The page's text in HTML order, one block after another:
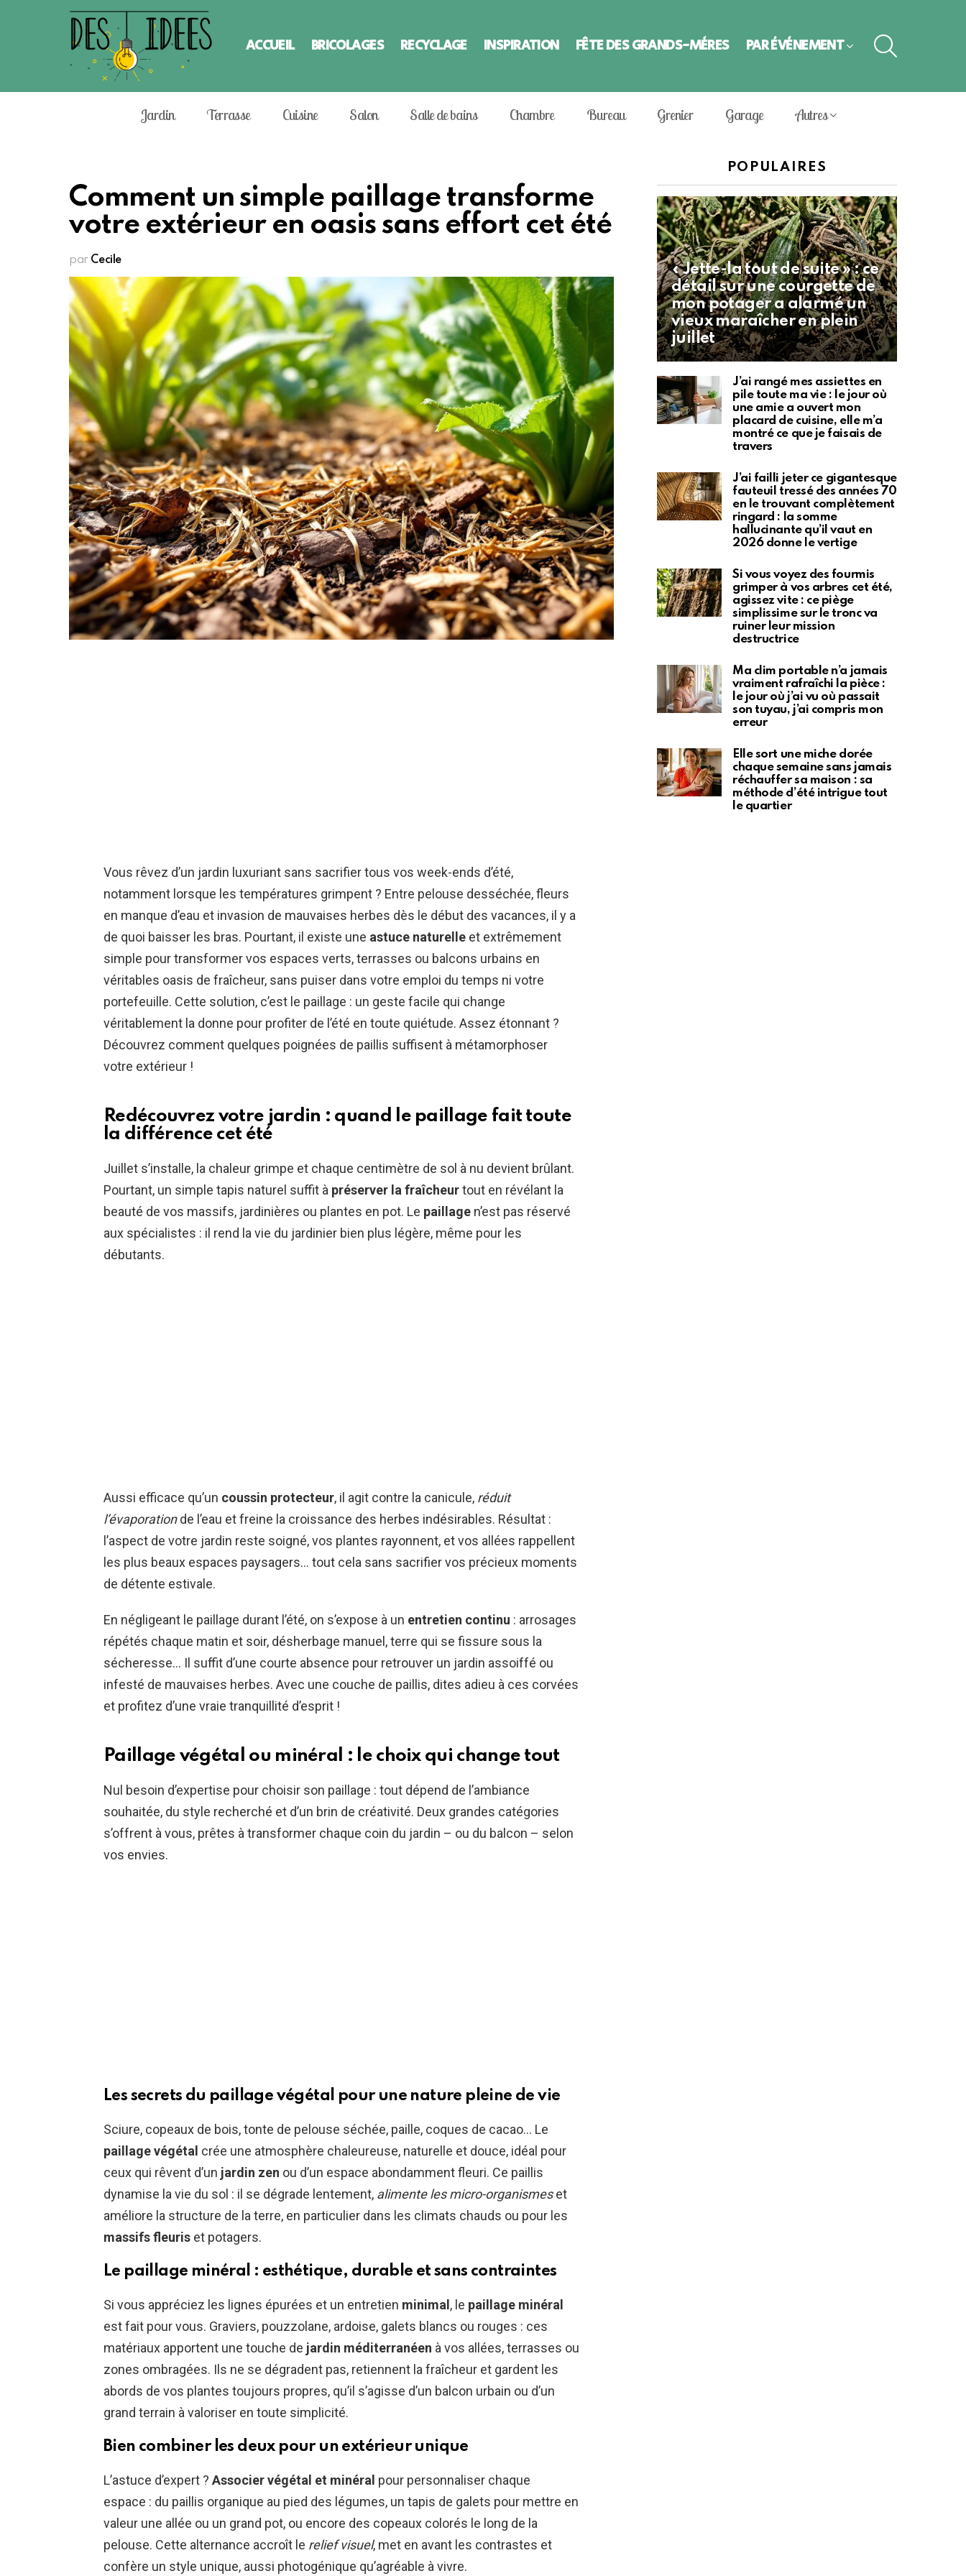
ACCUEIL BRICOLAGES RECYCLAGE INSPIRATION FÊTE DES GRANDS-MÈRES PAR ÉVÈNEMENT
Jardin Terrasse Cuisine Salon Salle de bains Chambre Bureau Grenier Garage Autres
Comment un simple paillage transforme
votre extérieur en oasis sans effort cet été
par Cecile
Vous rêvez d’un jardin luxuriant sans sacrifier tous vos week-ends d’été,
notamment lorsque les températures grimpent ? Entre pelouse desséchée, fleurs
en manque d’eau et invasion de mauvaises herbes dès le début des vacances, il y a
de quoi baisser les bras. Pourtant, il existe une astuce naturelle et extrêmement
simple pour transformer vos espaces verts, terrasses ou balcons urbains en
véritables oasis de fraîcheur, sans puiser dans votre emploi du temps ni votre
portefeuille. Cette solution, c’est le paillage : un geste facile qui change
véritablement la donne pour profiter de l’été en toute quiétude. Assez étonnant ?
Découvrez comment quelques poignées de paillis suffisent à métamorphoser
votre extérieur !
Redécouvrez votre jardin : quand le paillage fait toute
la différence cet été
Juillet s’installe, la chaleur grimpe et chaque centimètre de sol à nu devient brûlant.
Pourtant, un simple tapis naturel suffit à préserver la fraîcheurtout en révélant la
beauté de vos massifs, jardinières ou plantes en pot. Le paillage n’est pas réservé
aux spécialistes : il rend la vie du jardinier bien plus légère, même pour les
débutants.
Aussi efficace qu’un coussin protecteur, il agit contre la canicule, réduit
l’évaporationde l’eau et freine la croissance des herbes indésirables. Résultat :
l’aspect de votre jardin reste soigné, vos plantes rayonnent, et vos allées rappellent
les plus beaux espaces paysagers… tout cela sans sacrifier vos précieux moments
de détente estivale.
En négligeant le paillage durant l’été, on s’expose à un entretien continu : arrosages
répétés chaque matin et soir, désherbage manuel, terre qui se fissure sous la
sécheresse… Il suffit d’une courte absence pour retrouver un jardin assoiffé ou
infesté de mauvaises herbes. Avec une couche de paillis, dites adieu à ces corvées
et profitez d’une vraie tranquillité d’esprit !
Paillage végétal ou minéral : le choix qui change tout
Nul besoin d’expertise pour choisir son paillage : tout dépend de l’ambiance
souhaitée, du style recherché et d’un brin de créativité. Deux grandes catégories
s’offrent à vous, prêtes à transformer chaque coin du jardin – ou du balcon – selon
vos envies.
Les secrets du paillage végétal pour une nature pleine de vie
Sciure, copeaux de bois, tonte de pelouse séchée, paille, coques de cacao… Le
paillage végétal crée une atmosphère chaleureuse, naturelle et douce, idéal pour
ceux qui rêvent d’un jardin zen ou d’un espace abondamment fleuri. Ce paillis
dynamise la vie du sol : il se dégrade lentement, alimente les micro-organismeset
améliore la structure de la terre, en particulier dans les climats chauds ou pour les
massifs fleuris et potagers.
Le paillage minéral : esthétique, durable et sans contraintes
Si vous appréciez les lignes épurées et un entretien minimal, le paillage minéral
est fait pour vous. Graviers, pouzzolane, ardoise, galets blancs ou rouges : ces
matériaux apportent une touche de jardin méditerranéen à vos allées, terrasses ou
zones ombragées. Ils ne se dégradent pas, retiennent la fraîcheur et gardent les
abords de vos plantes toujours propres, qu’il s’agisse d’un balcon urbain ou d’un
grand terrain à valoriser en toute simplicité.
Bien combiner les deux pour un extérieur unique
L’astuce d’expert ? Associer végétal et minéral pour personnaliser chaque
espace : du paillis organique au pied des légumes, un tapis de galets pour mettre en
valeur une allée ou un grand pot, ou encore des copeaux colorés le long de la
pelouse. Cette alternance accroît le relief visuel, met en avant les contrastes et
confère un style unique, aussi photogénique qu’agréable à vivre.
POPULAIRES
« Jette-la tout de suite » : ce
détail sur une courgette de
mon potager a alarmé un
vieux maraîcher en plein
juillet
J’ai rangé mes assiettes en
pile toute ma vie : le jour où
une amie a ouvert mon
placard de cuisine, elle m’a
montré ce que je faisais de
travers
J’ai failli jeter ce gigantesque
fauteuil tressé des années 70
en le trouvant complètement
ringard : la somme
hallucinante qu’il vaut en
2026 donne le vertige
Si vous voyez des fourmis
grimper à vos arbres cet été,
agissez vite : ce piège
simplissime sur le tronc va
ruiner leur mission
destructrice
Ma clim portable n’a jamais
vraiment rafraîchi la pièce :
le jour où j’ai vu où passait
son tuyau, j’ai compris mon
erreur
Elle sort une miche dorée
chaque semaine sans jamais
réchauffer sa maison : sa
méthode d’été intrigue tout
le quartier